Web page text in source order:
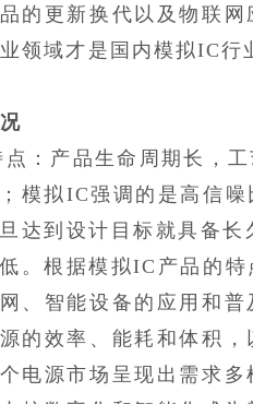
的更新换代以及物联网
领域才是国内模拟IC行
：产品生命周期长，
模拟IC强调的是高信
达到设计目标就具备
。根据模拟IC产品的
、智能设备的应用和
的效率、能耗和体积
电源市场呈现出需求